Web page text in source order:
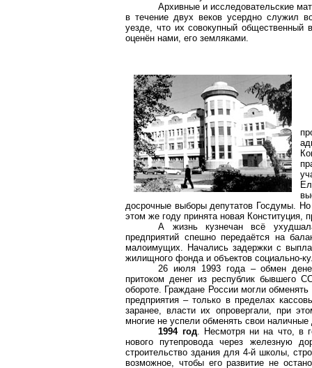
Архивные и исследовательские
в течение двух веков усердно служил
уезде, что их совокупный
оценён нами, его земляками.
досрочные выборы депутатов Госдумы.
этом же году принята новая Конституция,
А жизнь кузнечан всё
предприятий спешно передаётся на
малоимущих. Начались задержки с
жилищного фонда и объектов социально-
26 июля 1993 года – обмен
притоком денег из республик бывшего
обороте. Граждане России могли
предприятия – только в пределах
заранее, власти их опровергали, при
многие не успели обменять свои наличные
1994 год. Несмотря ни на что, в
нового путепровода через железную
строительство здания для 4-й школы,
возможное, чтобы его развитие не